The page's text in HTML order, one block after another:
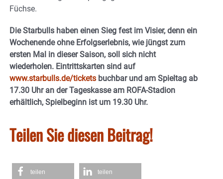
Füchse.
Die Starbulls haben einen Sieg fest im Visier, denn ein
Wochenende ohne Erfolgserlebnis, wie jüngst zum
ersten Mal in dieser Saison, soll sich nicht
wiederholen. Eintrittskarten sind auf
www.starbulls.de/tickets buchbar und am Spieltag ab
17.30 Uhr an der Tageskasse am ROFA-Stadion
erhältlich, Spielbeginn ist um 19.30 Uhr.
Teilen Sie diesen Beitrag!
teilen teilen